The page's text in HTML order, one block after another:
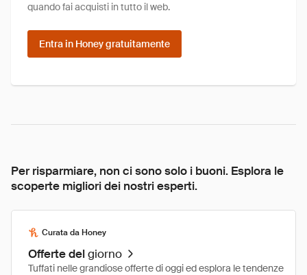
quando fai acquisti in tutto il web.
Entra in Honey gratuitamente
Per risparmiare, non ci sono solo i buoni. Esplora le
scoperte migliori dei nostri esperti.
Curata da Honey
Offerte delgiorno
Tuffati nelle grandiose offerte di oggi ed esplora le tendenze